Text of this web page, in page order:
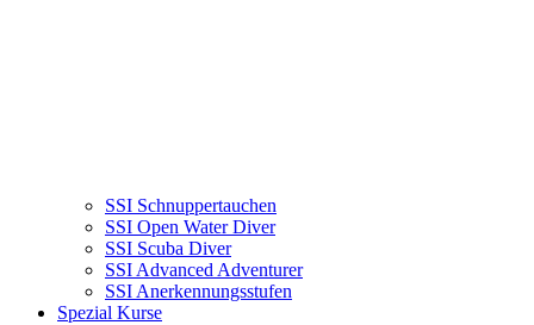
SSI Schnuppertauchen
SSI Open Water Diver
SSI Scuba Diver
SSI Advanced Adventurer
SSI Anerkennungsstufen
Spezial Kurse